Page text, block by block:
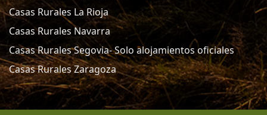
Casas Rurales La Rioja
Casas Rurales Navarra
Casas Rurales Segovia- Solo alojamientos oficiales
Casas Rurales Zaragoza